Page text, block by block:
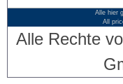
Alle hier
All
Alle Rechte